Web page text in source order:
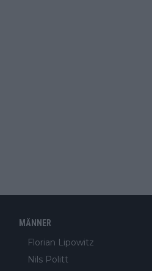
MÄNNER
Florian Lipowitz
Nils Politt